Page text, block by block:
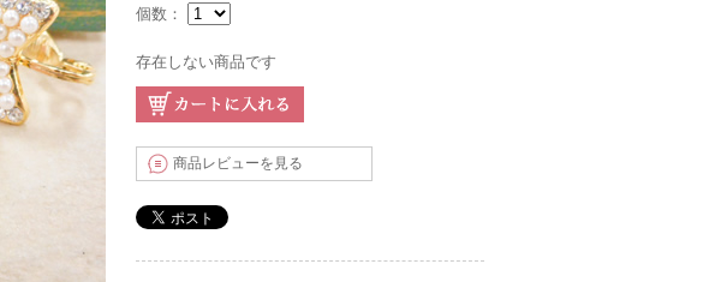
個数：
存在しない商品です
商品レビューを見る